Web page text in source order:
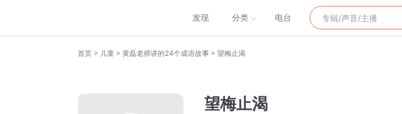
发现 分类 电台
首页 > 儿童 > 黄磊老师讲的24个成语故事 > 望梅止渴
望梅止渴